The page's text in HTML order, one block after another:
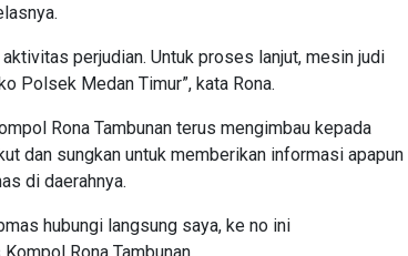
perjudian. Untuk proses lanjut, mesin judi
Polsek Medan Timur”, kata Rona.
Rona Tambunan terus mengimbau kepada
dan sungkan untuk memberikan informasi apapun
di daerahnya.
hubungi langsung saya, ke no ini